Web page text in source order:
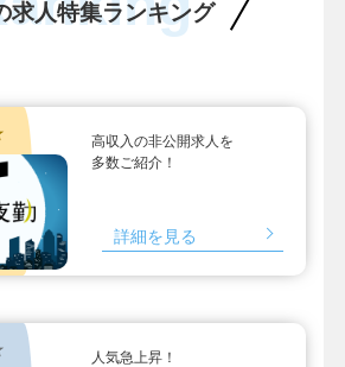
求人特集ランキング
高収入の非公開求人を
多数ご紹介！
詳細を見る
人気急上昇！